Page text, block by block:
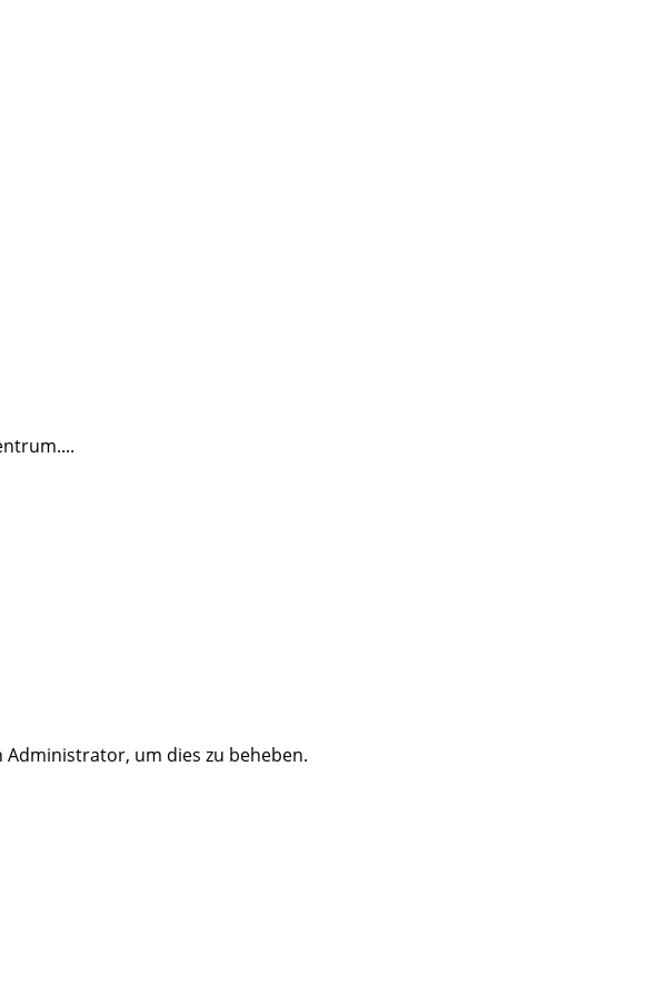
Administrator, um dies zu beheben.